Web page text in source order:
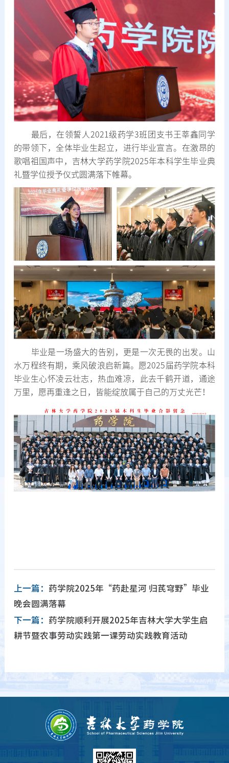
最后，在领誓人2021级药学3班团支书王莘鑫同学
的带领下，全体毕业生起立，进行毕业宣言。在激昂的
歌唱祖国声中，吉林大学药学院2025年本科学生毕业典
礼暨学位授予仪式圆满落下帷幕。
毕业是一场盛大的告别，更是一次无畏的出发。山
水万程终有期，乘风破浪启新篇。愿2025届药学院本科
毕业生心怀凌云壮志，热血难凉，此去千鹤开道，通途
万里，愿再重逢之日，皆能绽放属于自己的万丈光芒！
上一篇： 药学院2025年“药赴星河 归芪穹野”毕业
晚会圆满落幕
下一篇： 药学院顺利开展2025年吉林大学大学生启
耕节暨农事劳动实践第一课劳动实践教育活动